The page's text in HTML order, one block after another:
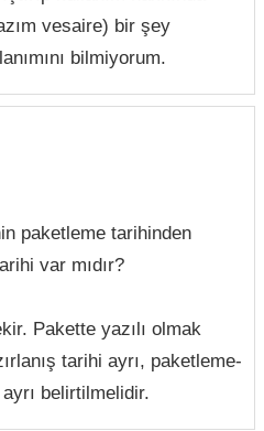
vesaire) bir şey
bilmiyorum.
paketleme tarihinden
var mıdır?
Pakette yazılı olmak
tarihi ayrı, paketleme-
belirtilmelidir.